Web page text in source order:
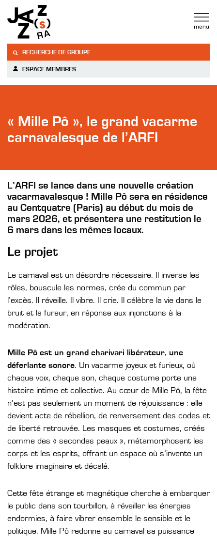
RECHERCHE DE GROUPE
ESPACE MEMBRES
« Mille Pô », le grand vacarme
carnavalesque de l’ARFI
L’ARFI se lance dans une nouvelle création
vacarmavalesque ! Mille Pô sera en résidence
au Centquatre (Paris) au début du mois de
mars 2026, et présentera une restitution le
6 mars dans les mêmes locaux.
Le projet
Le carnaval est un désordre nécessaire. Il inverse les
rôles, bouscule les normes, crée du commun par
l’excès. Il réveille. Il vibre. Il crie. Il célèbre la vie dans le
bruit et la fureur, en réponse aux injonctions à la
modération.
Mille Pô est un grand charivari libérateur, une
déferlante sonore. Un vacarme joyeux et furieux, où
chaque voix, chaque son, chaque costume porte une
histoire intime et collective. Au cœur de Mille Pô, la fête
n’est pas seulement un moment de réjouissance : elle
devient acte de rébellion, de renversement des codes et
de liberté retrouvée. Les masques et costumes, créés
comme des « secondes peaux », métamorphosent les
corps et les esprits, offrant un espace où s’invente un
folklore imaginaire et décalé.
Cette fête étrange et magnétique cherche à embarquer
le public dans son tourbillon, à réveiller les énergies
endormies, à faire vibrer ensemble le sensible et le
politique. Mille Pô redonne au carnaval sa puissance